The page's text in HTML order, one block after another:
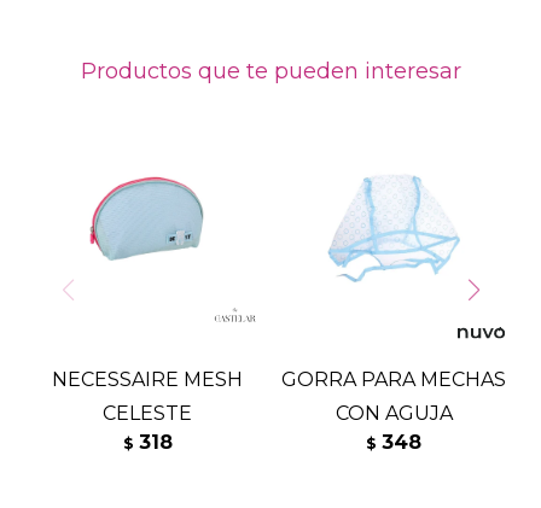
Productos que te pueden interesar
NECESSAIRE MESH
CELESTE
$ 318
GORRA PARA MECHAS
CON AGUJA
$ 348